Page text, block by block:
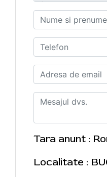
Tara anunt :
Localitate :